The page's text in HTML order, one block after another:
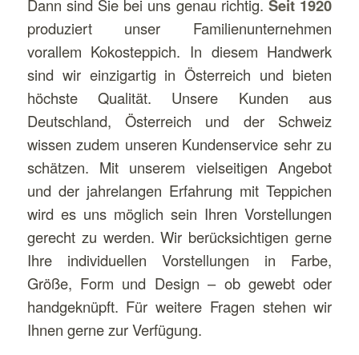
Dann sind Sie bei uns genau richtig.Seit 1920
produziert unser Familienunternehmen
vorallem Kokosteppich. In diesem Handwerk
sind wir einzigartig in Österreich und bieten
höchste Qualität. Unsere Kunden aus
Deutschland, Österreich und der Schweiz
wissen zudem unseren Kundenservice sehr zu
schätzen. Mit unserem vielseitigen Angebot
und der jahrelangen Erfahrung mit Teppichen
wird es uns möglich sein Ihren Vorstellungen
gerecht zu werden. Wir berücksichtigen gerne
Ihre individuellen Vorstellungen in Farbe,
Größe, Form und Design – ob gewebt oder
handgeknüpft. Für weitere Fragen stehen wir
Ihnen gerne zur Verfügung.